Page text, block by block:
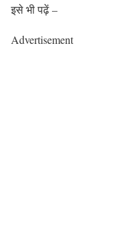
इसे भी पढ़ें –
Advertisement